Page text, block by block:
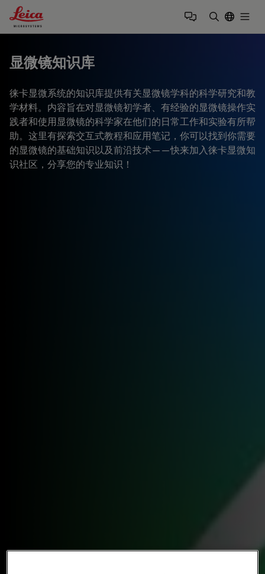
Leica Microsystems Logo
显微镜知识库
徕卡显微系统的知识库提供有关显微镜学科的科学研究和教
学材料。内容旨在对显微镜初学者、有经验的显微镜操作实
践者和使用显微镜的科学家在他们的日常工作和实验有所帮
助。这里有探索交互式教程和应用笔记，你可以找到你需要
的显微镜的基础知识以及前沿技术——快来加入徕卡显微知
识社区，分享您的专业知识！